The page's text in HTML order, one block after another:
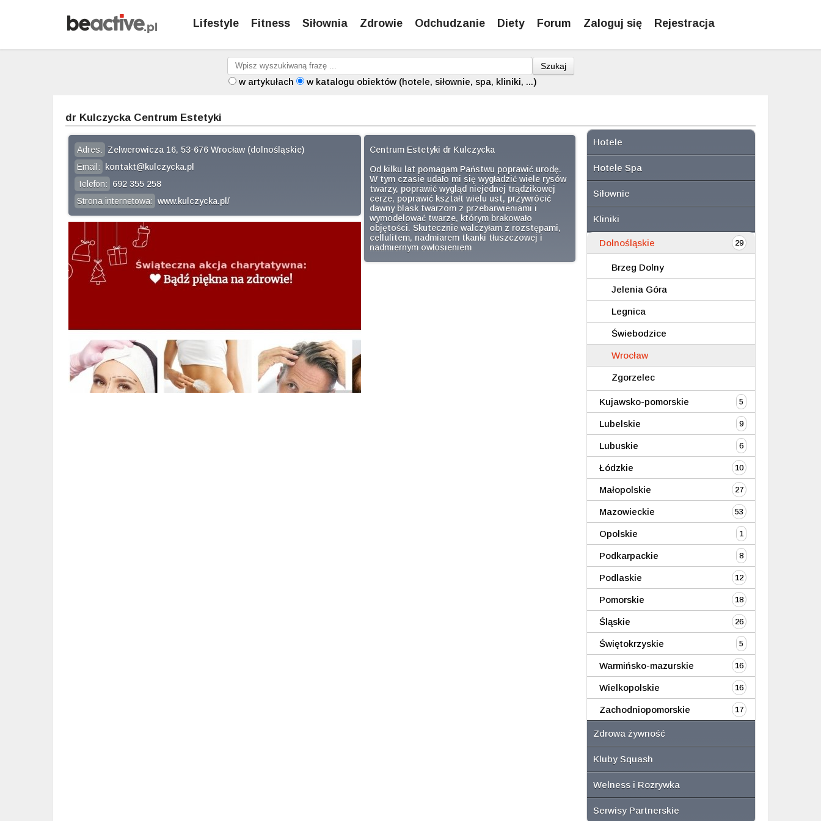
Lifestyle Fitness Siłownia Zdrowie Odchudzanie Diety Forum Zaloguj się Rejestracja
Szukaj
w artykułach w katalogu obiektów (hotele, siłownie, spa, kliniki, ...)
dr Kulczycka Centrum Estetyki
Adres:
Zelwerowicza 16, 53-676 Wrocław (dolnośląskie)
Email:
kontakt@kulczycka.pl
Telefon:
692 355 258
Strona internetowa: www.kulczycka.pl/
Centrum Estetyki dr Kulczycka
Od kilku lat pomagam Państwu poprawić urodę.
W tym czasie udało mi się wygładzić wiele rysów
twarzy, poprawić wygląd niejednej trądzikowej
cerze, poprawić kształt wielu ust, przywrócić
dawny blask twarzom z przebarwieniami i
wymodelować twarze, którym brakowało
objętości. Skutecznie walczyłam z rozstępami,
cellulitem, nadmiarem tkanki tłuszczowej i
nadmiernym owłosieniem
Hotele
Hotele Spa
Siłownie
Kliniki
Dolnośląskie 29
Brzeg Dolny
Jelenia Góra
Legnica
Świebodzice
Wrocław
Zgorzelec
Kujawsko-pomorskie 5
Lubelskie 9
Lubuskie 6
Łódzkie 10
Małopolskie 27
Mazowieckie 53
Opolskie 1
Podkarpackie 8
Podlaskie 12
Pomorskie 18
Śląskie 26
Świętokrzyskie 5
Warmińsko-mazurskie 16
Wielkopolskie 16
Zachodniopomorskie 17
Zdrowa żywność
Kluby Squash
Welness i Rozrywka
Serwisy Partnerskie